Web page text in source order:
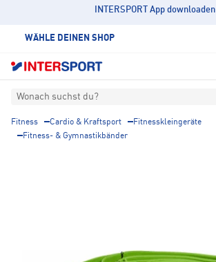
INTERSPORT App downloaden
WÄHLE DEINEN SHOP
Wonach suchst du?
Fitness Cardio & Kraftsport
Fitnesskleingeräte
Fitness- & Gymnastikbänder